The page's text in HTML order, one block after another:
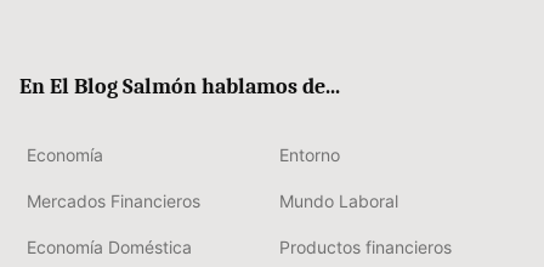
En El Blog Salmón hablamos de...
Economía Entorno
Mercados Financieros Mundo Laboral
Economía Doméstica Productos financieros